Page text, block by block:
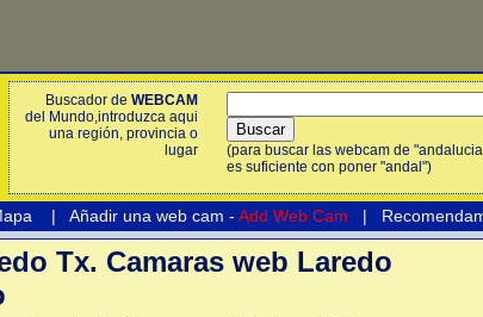
Buscador de WEBCAM
del Mundo,introduzca aqui
una región, provincia o
lugar
(para buscar las webcam de
es suficiente con poner "andal")
| Añadir una web cam - Add Web Cam |
Tx. Camaras web Laredo